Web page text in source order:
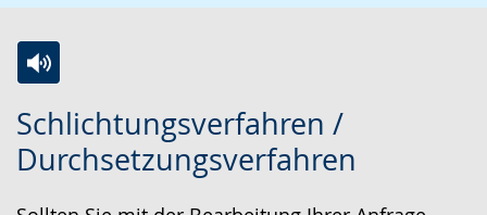
Schlichtungsverfahren /
Durchsetzungsverfahren
u
r
k
i
n